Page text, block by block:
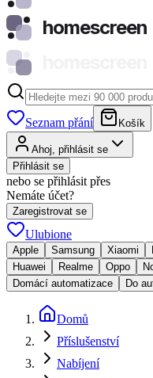
homescreen
Seznam přání Košík
Ahoj, přihlásit se
Přihlásit se
nebo se přihlásit přes
Nemáte účet?
Zaregistrovat se
Ulubione
Apple Samsung Xiaomi
Huawei
Realme Oppo
Domácí automatizace
Do
Domů
Příslušenství
Nabíjení